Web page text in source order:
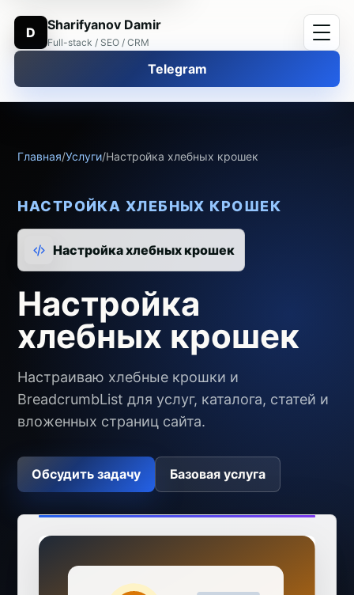
D Sharifyanov Damir
Full-stack / SEO / CRM
Telegram
Главная/Услуги/Настройка хлебных крошек
НАСТРОЙКА ХЛЕБНЫХ КРОШЕК
Настройка хлебных крошек
Настройка
хлебных крошек
Настраиваю хлебные крошки и
BreadcrumbList для услуг, каталога, статей и
вложенных страниц сайта.
Обсудить задачу Базовая услуга